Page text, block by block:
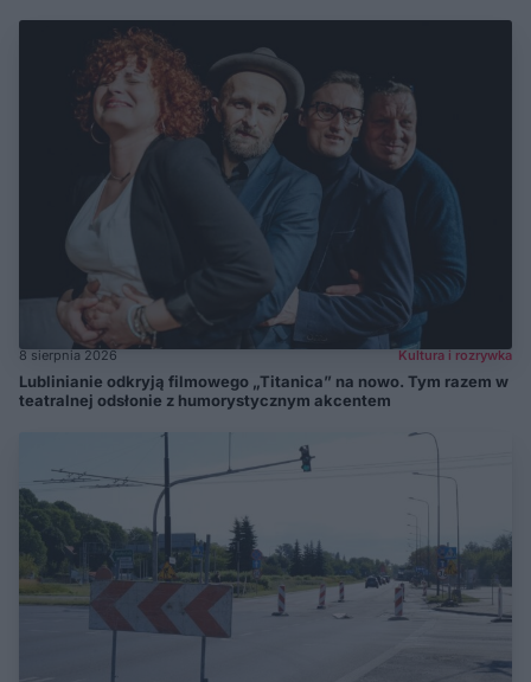
8 sierpnia 2026 Kultura i rozrywka
Lublinianie odkryją filmowego „Titanica” na nowo. Tym razem w
teatralnej odsłonie z humorystycznym akcentem